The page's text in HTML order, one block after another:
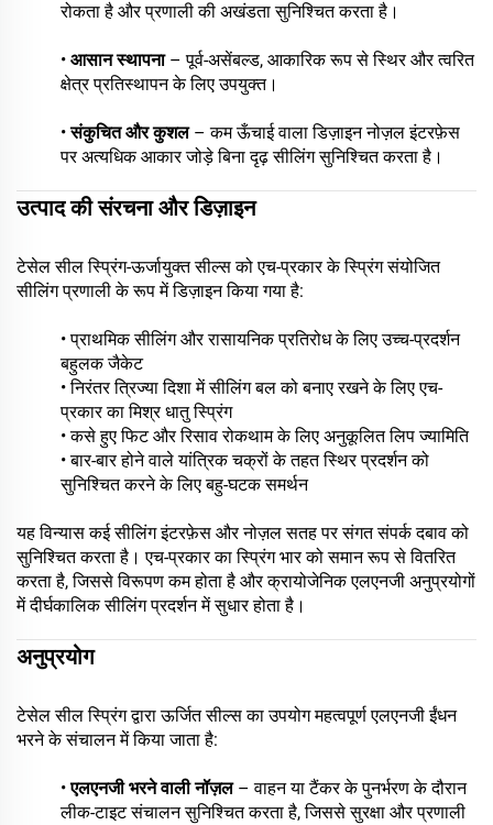
रोकता है और प्रणाली की अखंडता सुनिश्चित करता है।
• आसान स्थापना – पूर्व-असेंबल्ड, आकारिक रूप से स्थिर और त्वरित
क्षेत्र प्रतिस्थापन के लिए उपयुक्त।
•संकुचित और कुशल – कम ऊँचाई वाला डिज़ाइन नोज़ल इंटरफ़ेस
पर अत्यधिक आकार जोड़े बिना दृढ़ सीलिंग सुनिश्चित करता है।
उत्पाद की संरचना और डिज़ाइन
टेसेल सील स्प्रिंग-ऊर्जायुक्त सील्स को एच-प्रकार के स्प्रिंग संयोजित
सीलिंग प्रणाली के रूप में डिज़ाइन किया गया है:
• प्राथमिक सीलिंग और रासायनिक प्रतिरोध के लिए उच्च-प्रदर्शन
बहुलक जैकेट
• निरंतर त्रिज्या दिशा में सीलिंग बल को बनाए रखने के लिए एच-
प्रकार का मिश्र धातु स्प्रिंग
• कसे हुए फिट और रिसाव रोकथाम के लिए अनुकूलित लिप ज्यामिति
• बार-बार होने वाले यांत्रिक चक्रों के तहत स्थिर प्रदर्शन को
सुनिश्चित करने के लिए बहु-घटक समर्थन
यह विन्यास कई सीलिंग इंटरफ़ेस और नोज़ल सतह पर संगत संपर्क दबाव को
सुनिश्चित करता है। एच-प्रकार का स्प्रिंग भार को समान रूप से वितरित
करता है, जिससे विरूपण कम होता है और क्रायोजेनिक एलएनजी अनुप्रयोगों
में दीर्घकालिक सीलिंग प्रदर्शन में सुधार होता है।
अनुप्रयोग
टेसेल सील स्प्रिंग द्वारा ऊर्जित सील्स का उपयोग महत्वपूर्ण एलएनजी ईंधन
भरने के संचालन में किया जाता है:
•एलएनजी भरने वाली नॉज़ल – वाहन या टैंकर के पुनर्भरण के दौरान
लीक-टाइट संचालन सुनिश्चित करता है, जिससे सुरक्षा और प्रणाली